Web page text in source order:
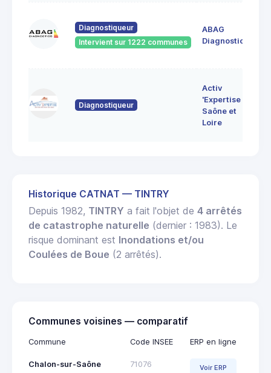
Diagnostiqueur
Intervient sur 1222 communes
ABAG
Diagnostics
Diagnostiqueur
Activ
'Expertise
Saône et
Loire
Historique CATNAT — TINTRY
Depuis 1982, TINTRY a fait l'objet de 4 arrêtés
de catastrophe naturelle (dernier : 1983). Le
risque dominant est Inondations et/ou
Coulées de Boue (2 arrêtés).
Communes voisines — comparatif
Commune Code INSEE ERP en ligne
Chalon-sur-Saône 71076 Voir ERP